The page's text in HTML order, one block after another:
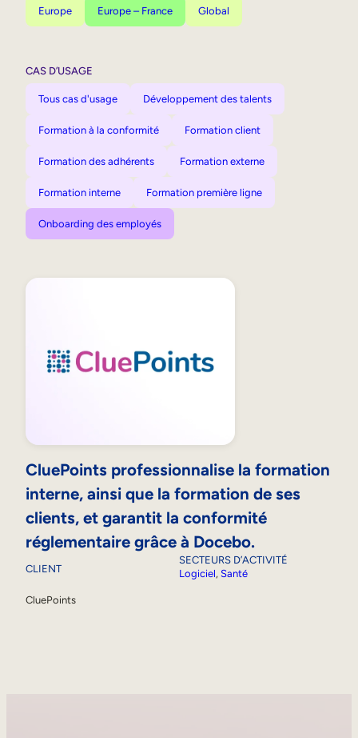
Europe Europe – France Global
CAS D’USAGE
Tous cas d'usage Développement des talents
Formation à la conformité Formation client
Formation des adhérents Formation externe
Formation interne Formation première ligne
Onboarding des employés
CluePoints professionnalise la formation
interne, ainsi que la formation de ses
clients, et garantit la conformité
réglementaire grâce à Docebo.
CLIENT
CluePoints
SECTEURS D’ACTIVITÉ
Logiciel, Santé